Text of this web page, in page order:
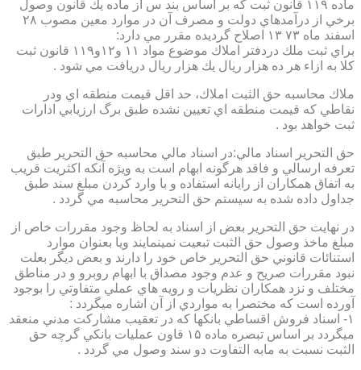
ماده ۱۱۹ قانون ثبت كه بر اساس بند س از ماده يك قانون وصول
برخي از درآمدهاي دولت و مصرف آن در موارد معين مصوب ۲۸
اسفند ماه ۷۳ ۱۳ اصلاح گرديده مقرر مي دارد:
براي ثبت ملك دردفتر املاك موضوع مواد ۱۱ و۱۲و۱۱۹ قانون ثبت
كلا به ازاء هر ده هزار ريال يك هزار ريال دريافت مي شود .
ملاك محاسبه حق الثبت املاك، حد اقل قيمت منطقه اي ودر
نقاطي كه قيمت منطقه اي تعيين نشده طبق برگ ارزيابي ادارات
ثبت خواهد بود .
حق التحرير اسناد مالي:در اسناد مالي محاسبه حق التحرير طبق
تعرفه ارسالي و فاقد هرگونه ابهام است به ويژه آنكه اكثريت قريب
به اتفاق همكاران از رايانه استفاده و با وارد كردن مبلغ سند طبق
جداول داده شده به سيستم حق التحرير محاسبه مي گردد .
در نهايت حق التحرير بعض از اسناد به لحاظ وجود مقررات خاص از
مبلغ ماخذ وصول حق الثبت تبعيت نمينمايند ويا بعنوان موارد
استنائات قانوني حق التحرير خاص خود را دارند و بعض ديگر بعلت
نبود مقررات صريح و عدم وجود مصداق با ابهام روبرو و در مناطق
مختلف و نزد همكاران نظريات و رويه هاي عملي متفاوتي را بوجود
آورده است كه مختصرا به مواردي از آن اشاره ميگردد :
۱- اسناد فروش اقساطي بانكها كه در تعقيب مشاركت مدني منعقد
ميگردد بر اساس تبصره ماده ۱۵ قاون عمليات بانكي گرچه حق
الثبت نسبت به مابه التفاوت دو سند وصول مي گردد .